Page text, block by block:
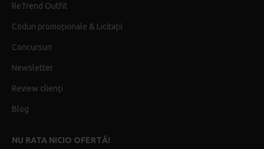
ReTrend Outfit
Coduri promoționale & Licitații
Concursuri
Newsletter
Review clienți
Blog
NU RATA NICIO OFERTĂ!